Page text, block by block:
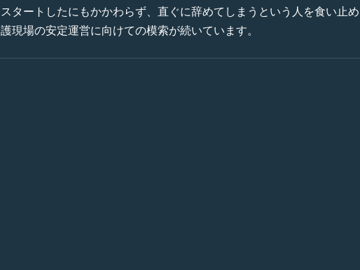
タートしたにもかかわらず、直ぐに辞めてしまうという人を食い止め
現場の安定運営に向けての模索が続いています。